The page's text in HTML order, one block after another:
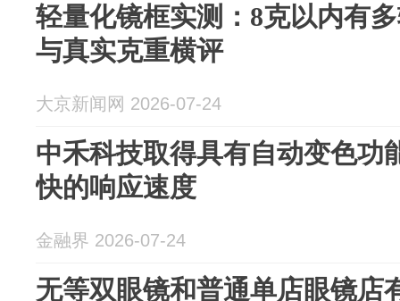
轻量化镜框实测：8克以内有
与真实克重横评
大京新闻网 2026-07-24
中禾科技取得具有自动变色功
快的响应速度
金融界 2026-07-24
无等双眼镜和普通单店眼镜店